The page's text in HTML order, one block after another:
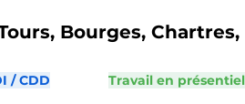
Bourges,
/ CDD Travail en présentiel